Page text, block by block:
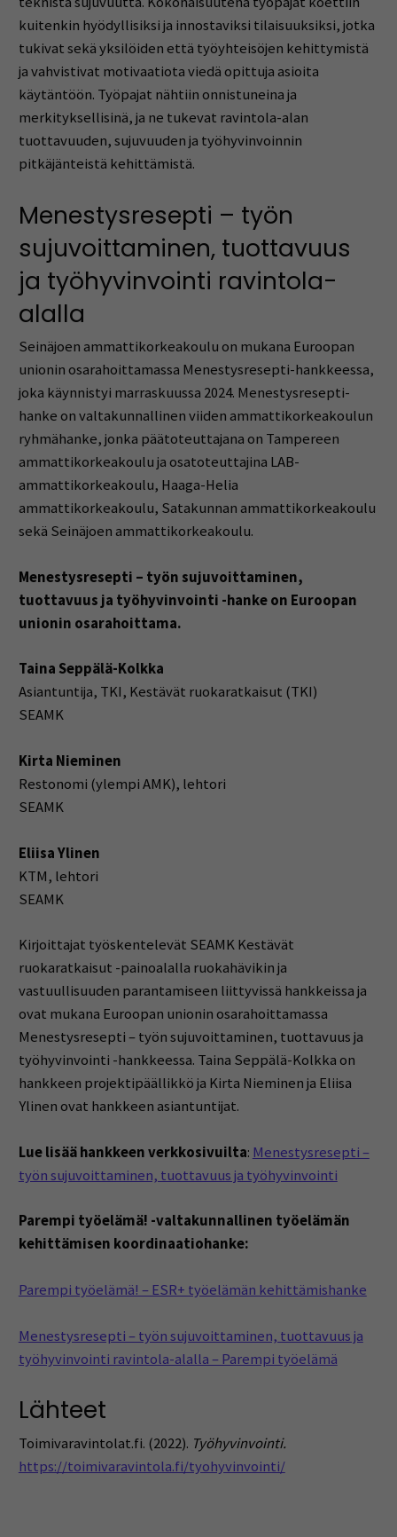
kuitenkin hyödyllisiksi ja innostaviksi tilaisuuksiksi, jotka
tukivat sekä yksilöiden että työyhteisöjen kehittymistä
ja vahvistivat motivaatiota viedä opittuja asioita
käytäntöön. Työpajat nähtiin onnistuneina ja
merkityksellisinä, ja ne tukevat ravintola-alan
tuottavuuden, sujuvuuden ja työhyvinvoinnin
pitkäjänteistä kehittämistä.
Menestysresepti – työn
sujuvoittaminen, tuottavuus
ja työhyvinvointi ravintola-
alalla
Seinäjoen ammattikorkeakoulu on mukana Euroopan
unionin osarahoittamassa Menestysresepti-hankkeessa,
joka käynnistyi marraskuussa 2024. Menestysresepti-
hanke on valtakunnallinen viiden ammattikorkeakoulun
ryhmähanke, jonka päätoteuttajana on Tampereen
ammattikorkeakoulu ja osatoteuttajina LAB-
ammattikorkeakoulu, Haaga-Helia
ammattikorkeakoulu, Satakunnan ammattikorkeakoulu
sekä Seinäjoen ammattikorkeakoulu.
Menestysresepti – työn sujuvoittaminen,
tuottavuus ja työhyvinvointi -hanke on Euroopan
unionin osarahoittama.
Taina Seppälä-Kolkka
Asiantuntija, TKI, Kestävät ruokaratkaisut (TKI)
SEAMK
Kirta Nieminen
Restonomi (ylempi AMK), lehtori
SEAMK
Eliisa Ylinen
KTM, lehtori
SEAMK
Kirjoittajat työskentelevät SEAMK Kestävät
ruokaratkaisut -painoalalla ruokahävikin ja
vastuullisuuden parantamiseen liittyvissä hankkeissa ja
ovat mukana Euroopan unionin osarahoittamassa
Menestysresepti – työn sujuvoittaminen, tuottavuus ja
työhyvinvointi -hankkeessa. Taina Seppälä-Kolkka on
hankkeen projektipäällikkö ja Kirta Nieminen ja Eliisa
Ylinen ovat hankkeen asiantuntijat.
Lue lisää hankkeen verkkosivuilta: Menestysresepti –
työn sujuvoittaminen, tuottavuus ja työhyvinvointi
Parempi työelämä! -valtakunnallinen työelämän
kehittämisen koordinaatiohanke:
Parempi työelämä! – ESR+ työelämän kehittämishanke
Menestysresepti – työn sujuvoittaminen, tuottavuus ja
työhyvinvointi ravintola-alalla – Parempi työelämä
Lähteet
Toimivaravintolat.fi. (2022). Työhyvinvointi.
https://toimivaravintola.fi/tyohyvinvointi/